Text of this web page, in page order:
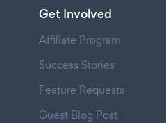
Get Involved
Affiliate Program
Success Stories
Feature Requests
Guest Blog Post